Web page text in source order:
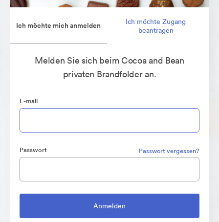
Ich möchte mich anmelden
Ich möchte Zugang
beantragen
Melden Sie sich beim Cocoa and Bean
privaten Brandfolder an.
E-mail
Passwort Passwort vergessen?